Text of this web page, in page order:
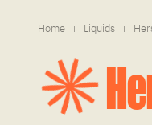
Home | Liquids |